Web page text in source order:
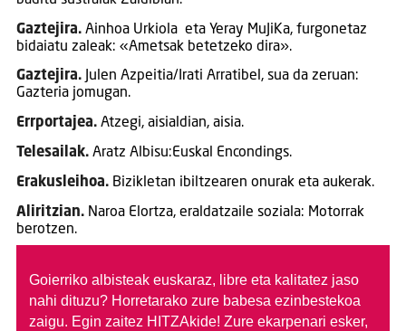
Gaztejira.Ainhoa Urkiola eta Yeray MuJiKa, furgonetaz
bidaiatu zaleak: «Ametsak betetzeko dira».
Gaztejira.Julen Azpeitia/Irati Arratibel, sua da zeruan:
Gazteria jomugan.
Errportajea.Atzegi, aisialdian, aisia.
Telesailak.Aratz Albisu:Euskal Encondings.
Erakusleihoa.Bizikletan ibiltzearen onurak eta aukerak.
Aliritzian.Naroa Elortza, eraldatzaile soziala: Motorrak
berotzen.
Goierriko albisteak euskaraz, libre eta kalitatez jaso
nahi dituzu? Horretarako zure babesa ezinbestekoa
zaigu. Egin zaitez HITZAkide! Zure ekarpenari esker,